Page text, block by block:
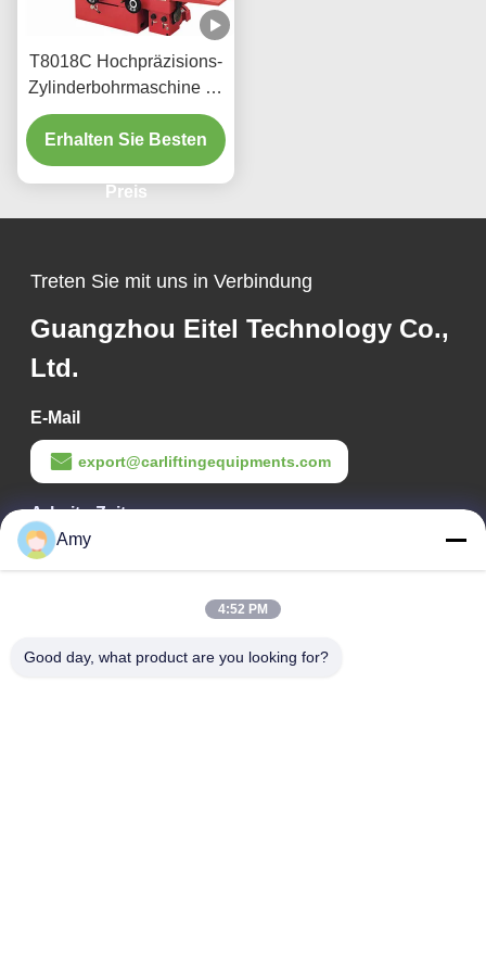
T8018C Hochpräzisions-
Zylinderbohrmaschine für
schwere Fahrzeuge
Erhalten Sie Besten
Preis
Treten Sie mit uns in Verbindung
Guangzhou Eitel Technology Co.,
Ltd.
E-Mail
export@carliftingequipments.com
Arbeits-Zeit
09:00-18:00
106. Nationalstraße, Stadtteil Huadu, Stadt Guangzhou
Amy
4:52 PM
Good day, what product are you looking for?